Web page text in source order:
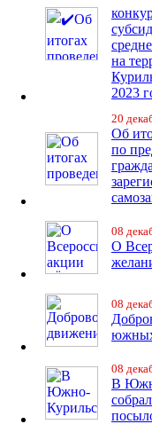
на
2023
20
Об
по
08
О
08
08
В